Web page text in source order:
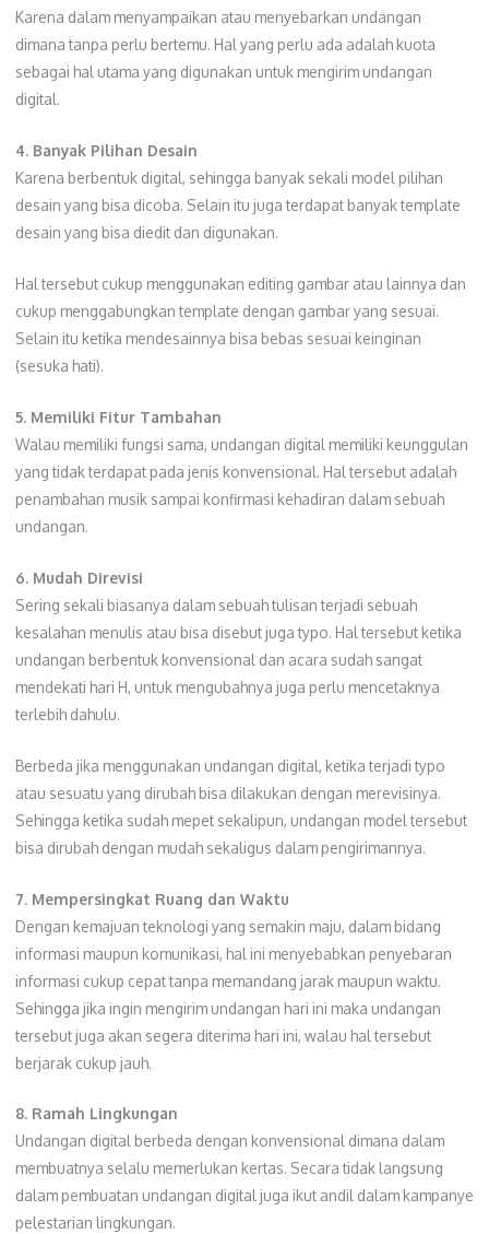
Karena dalam menyampaikan atau menyebarkan undangan
dimana tanpa perlu bertemu. Hal yang perlu ada adalah kuota
sebagai hal utama yang digunakan untuk mengirim undangan
digital.
4. Banyak Pilihan Desain
Karena berbentuk digital, sehingga banyak sekali model pilihan
desain yang bisa dicoba. Selain itu juga terdapat banyak template
desain yang bisa diedit dan digunakan.
Hal tersebut cukup menggunakan editing gambar atau lainnya dan
cukup menggabungkan template dengan gambar yang sesuai.
Selain itu ketika mendesainnya bisa bebas sesuai keinginan
(sesuka hati).
5. Memiliki Fitur Tambahan
Walau memiliki fungsi sama, undangan digital memiliki keunggulan
yang tidak terdapat pada jenis konvensional. Hal tersebut adalah
penambahan musik sampai konfirmasi kehadiran dalam sebuah
undangan.
6. Mudah Direvisi
Sering sekali biasanya dalam sebuah tulisan terjadi sebuah
kesalahan menulis atau bisa disebut juga typo. Hal tersebut ketika
undangan berbentuk konvensional dan acara sudah sangat
mendekati hari H, untuk mengubahnya juga perlu mencetaknya
terlebih dahulu.
Berbeda jika menggunakan undangan digital, ketika terjadi typo
atau sesuatu yang dirubah bisa dilakukan dengan merevisinya.
Sehingga ketika sudah mepet sekalipun, undangan model tersebut
bisa dirubah dengan mudah sekaligus dalam pengirimannya.
7. Mempersingkat Ruang dan Waktu
Dengan kemajuan teknologi yang semakin maju, dalam bidang
informasi maupun komunikasi, hal ini menyebabkan penyebaran
informasi cukup cepat tanpa memandang jarak maupun waktu.
Sehingga jika ingin mengirim undangan hari ini maka undangan
tersebut juga akan segera diterima hari ini, walau hal tersebut
berjarak cukup jauh.
8. Ramah Lingkungan
Undangan digital berbeda dengan konvensional dimana dalam
membuatnya selalu memerlukan kertas. Secara tidak langsung
dalam pembuatan undangan digital juga ikut andil dalam kampanye
pelestarian lingkungan.